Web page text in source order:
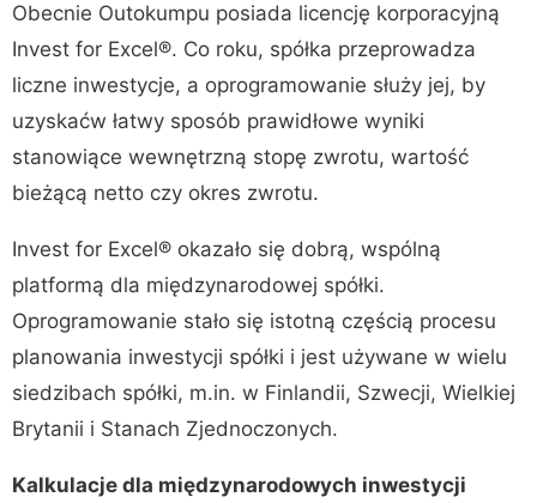
Obecnie Outokumpu posiada licencję korporacyjną
Invest for Excel®. Co roku, spółka przeprowadza
liczne inwestycje, a oprogramowanie służy jej, by
uzyskaćw łatwy sposób prawidłowe wyniki
stanowiące wewnętrzną stopę zwrotu, wartość
bieżącą netto czy okres zwrotu.
Invest for Excel® okazało się dobrą, wspólną
platformą dla międzynarodowej spółki.
Oprogramowanie stało się istotną częścią procesu
planowania inwestycji spółki i jest używane w wielu
siedzibach spółki, m.in. w Finlandii, Szwecji, Wielkiej
Brytanii i Stanach Zjednoczonych.
Kalkulacje dla międzynarodowych inwestycji